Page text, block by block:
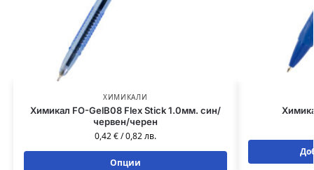
ХИМИКАЛИ
Химикал FO-GelB08 Flex Stick 1.0мм. син/
червен/черен
0,42€/0,82лв.
Опции